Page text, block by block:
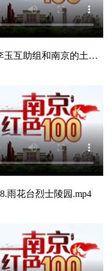
36.李玉互助组和南京的土地改革.mp4
雨花台烈士陵园.mp4